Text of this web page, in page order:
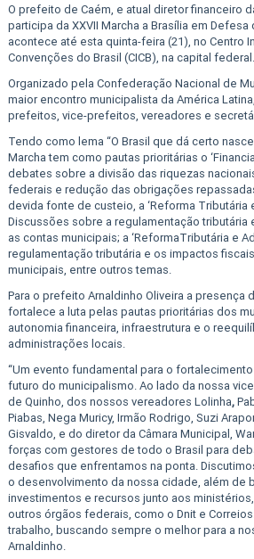
O prefeito de Caém, e atual diretor financeiro
participa da XXVII Marcha a Brasília em
acontece até esta quinta-feira (21), no Centro
Convenções do Brasil (CICB), na capital federal.
Organizado pela Confederação Nacional de
maior encontro municipalista da América
prefeitos, vice-prefeitos, vereadores e
Tendo como lema “O Brasil que dá certo
Marcha tem como pautas prioritárias o
debates sobre a divisão das riquezas
federais e redução das obrigações
devida fonte de custeio, a ‘Reforma Tributária
Discussões sobre a regulamentação tributária
as contas municipais; a ‘ReformaTributária e
regulamentação tributária e os impactos
municipais, entre outros temas.
Para o prefeito Arnaldinho Oliveira a presença
fortalece a luta pelas pautas prioritárias dos
autonomia financeira, infraestrutura e o
administrações locais.
“Um evento fundamental para o
futuro do municipalismo. Ao lado da nossa
de Quinho, dos nossos vereadores Lolinha,
Piabas, Nega Muricy, Irmão Rodrigo, Suzi
Gisvaldo, e do diretor da Câmara Municipal,
forças com gestores de todo o Brasil para
desafios que enfrentamos na ponta.
o desenvolvimento da nossa cidade, além de
investimentos e recursos junto aos
outros órgãos federais, como o Dnit e
trabalho, buscando sempre o melhor para a
Arnaldinho.